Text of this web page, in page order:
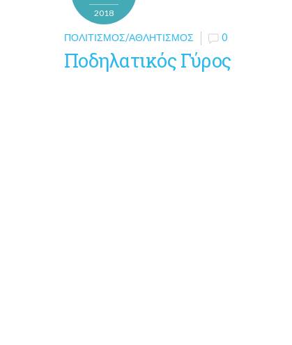
2018
ΠΟΛΙΤΙΣΜΌΣ/ΑΘΛΗΤΙΣΜΌΣ 0
Ποδηλατικός Γύρος